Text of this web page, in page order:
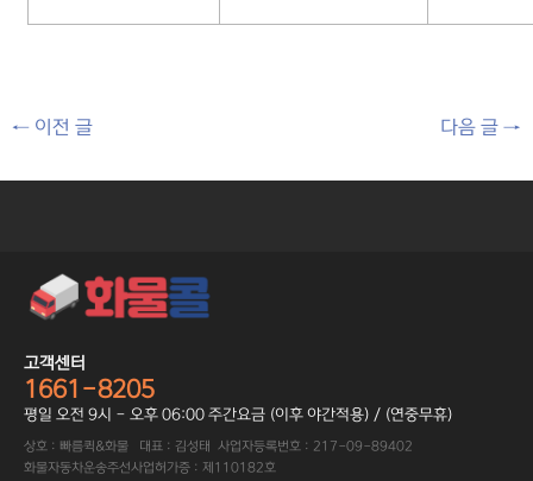
← 이전 글 다음 글 →
고객센터
1661-8205
평일 오전 9시 - 오후 06:00 주간요금 (이후 야간적용) / (연중무휴)
상호 : 빠름퀵&화물 대표 : 김성태 사업자등록번호 : 217-09-89402
화물자동차운송주선사업허가증 : 제110182호